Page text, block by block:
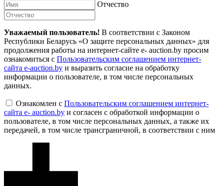
Отчество
Уважаемый пользователь! В соответствии с Законом
Республики Беларусь «О защите персональных данных» для
продолжения работы на интернет-сайте e- auction.by просим
ознакомиться с Пользовательским соглашением интернет-
сайта e-auction.by и выразить согласие на обработку
информации о пользователе, в том числе персональных
данных.
Ознакомлен с Пользовательским соглашением интернет-
сайта e- auction.by и согласен с обработкой информации о
пользователе, в том числе персональных данных, а также их
передачей, в том числе трансграничной, в соответствии с ним